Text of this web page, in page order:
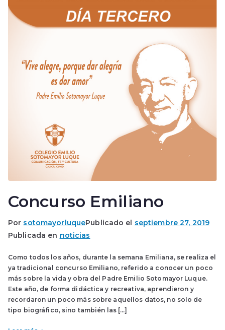
Concurso Emiliano
Por sotomayorluquePublicado el septiembre 27, 2019
Publicada en noticias
Como todos los años, durante la semana Emiliana, se realiza el
ya tradicional concurso Emiliano, referido a conocer un poco
más sobre la vida y obra del Padre Emilio Sotomayor Luque.
Este año, de forma didáctica y recreativa, aprendieron y
recordaron un poco más sobre aquellos datos, no solo de
tipo biográfico, sino también las […]